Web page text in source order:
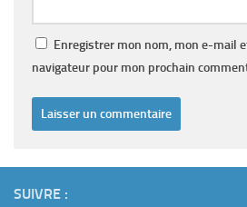
Enregistrer mon nom, mon e-mail
navigateur pour mon prochain
SUIVRE :